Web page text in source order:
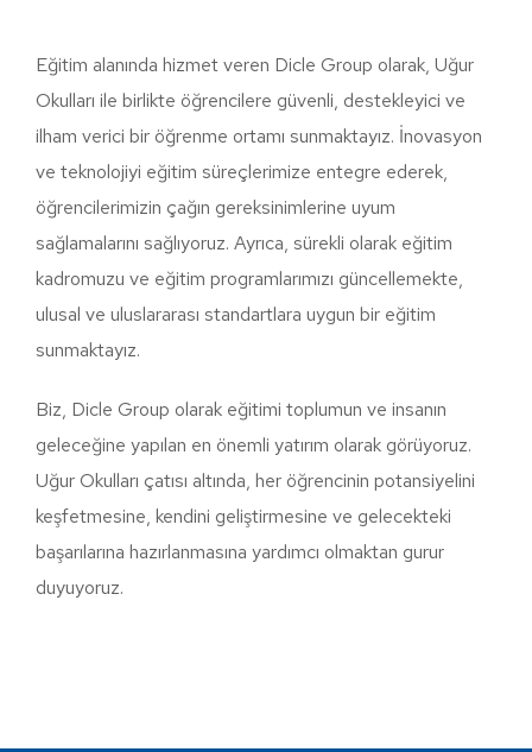
Eğitim alanında hizmet veren Dicle Group olarak, Uğur
Okulları ile birlikte öğrencilere güvenli, destekleyici ve
ilham verici bir öğrenme ortamı sunmaktayız. İnovasyon
ve teknolojiyi eğitim süreçlerimize entegre ederek,
öğrencilerimizin çağın gereksinimlerine uyum
sağlamalarını sağlıyoruz. Ayrıca, sürekli olarak eğitim
kadromuzu ve eğitim programlarımızı güncellemekte,
ulusal ve uluslararası standartlara uygun bir eğitim
sunmaktayız.
Biz, Dicle Group olarak eğitimi toplumun ve insanın
geleceğine yapılan en önemli yatırım olarak görüyoruz.
Uğur Okulları çatısı altında, her öğrencinin potansiyelini
keşfetmesine, kendini geliştirmesine ve gelecekteki
başarılarına hazırlanmasına yardımcı olmaktan gurur
duyuyoruz.